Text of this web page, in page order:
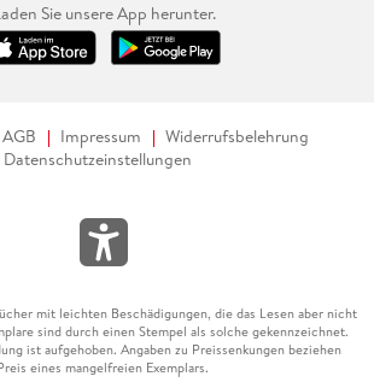
Sie unsere App herunter.
AGB Impressum
Widerrufsbelehrung
Datenschutzeinstellungen
mit leichten Beschädigungen, die das Lesen aber nicht
sind durch einen Stempel als solche gekennzeichnet.
ist aufgehoben. Angaben zu Preissenkungen beziehen
eines mangelfreien Exemplars.